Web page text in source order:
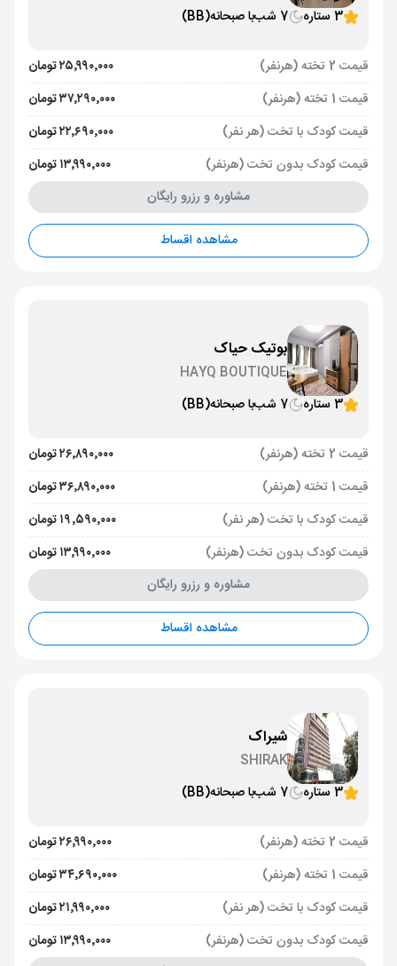
3 ستاره
7 شب با صبحانه(BB)
قیمت 2 تخته (هرنفر)
۲۵٬۹۹۰٬۰۰۰ تومان
قیمت 1 تخته (هرنفر)
۳۷٬۲۹۰٬۰۰۰ تومان
قیمت کودک با تخت (هر نفر)
۲۲٬۶۹۰٬۰۰۰ تومان
قیمت کودک بدون تخت (هرنفر)
۱۳٬۹۹۰٬۰۰۰ تومان
مشاوره و رزرو رایگان
مشاهده اقساط
بوتیک حیاک
HAYQ BOUTIQUE
3 ستاره
7 شب با صبحانه(BB)
قیمت 2 تخته (هرنفر)
۲۶٬۸۹۰٬۰۰۰ تومان
قیمت 1 تخته (هرنفر)
۳۶٬۸۹۰٬۰۰۰ تومان
قیمت کودک با تخت (هر نفر)
۱۹٬۵۹۰٬۰۰۰ تومان
قیمت کودک بدون تخت (هرنفر)
۱۳٬۹۹۰٬۰۰۰ تومان
مشاوره و رزرو رایگان
مشاهده اقساط
شیراک
SHIRAK
3 ستاره
7 شب با صبحانه(BB)
قیمت 2 تخته (هرنفر)
۲۶٬۹۹۰٬۰۰۰ تومان
قیمت 1 تخته (هرنفر)
۳۴٬۶۹۰٬۰۰۰ تومان
قیمت کودک با تخت (هر نفر)
۲۱٬۹۹۰٬۰۰۰ تومان
قیمت کودک بدون تخت (هرنفر)
۱۳٬۹۹۰٬۰۰۰ تومان